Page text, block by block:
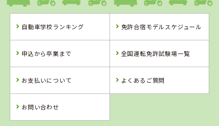
詳 細 予 約
校
予 約
学校
自動車学校ランキング 免許合宿モデルスケジュール
申込から卒業まで 全国運転免許試験場一覧
お支払いについて よくあるご質問
お問い合わせ